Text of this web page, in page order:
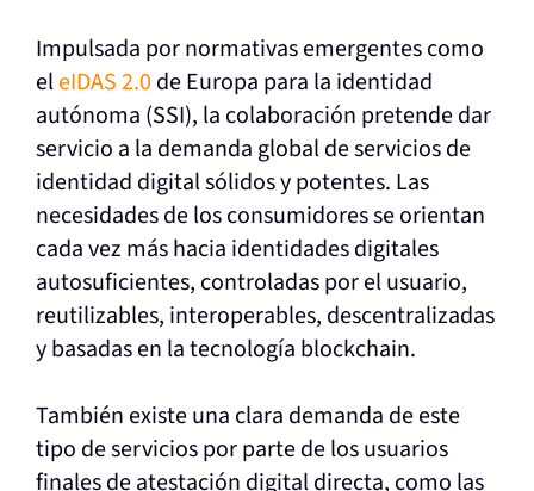
Impulsada por normativas emergentes como
eleIDAS 2.0 de Europa para la identidad
autónoma (SSI), la colaboración pretende dar
servicio a la demanda global de servicios de
identidad digital sólidos y potentes. Las
necesidades de los consumidores se orientan
cada vez más hacia identidades digitales
autosuficientes, controladas por el usuario,
reutilizables, interoperables, descentralizadas
y basadas en la tecnología blockchain.
También existe una clara demanda de este
tipo de servicios por parte de los usuarios
finales de atestación digital directa, como las